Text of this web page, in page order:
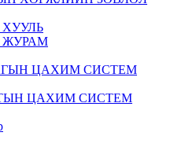
ЦАХИМ СИСТЕМ
ЦАХИМ СИСТЕМ